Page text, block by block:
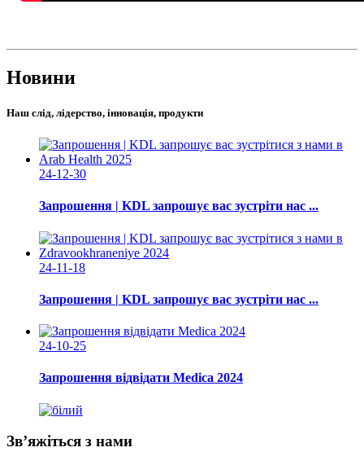
Новини
Наш слід, лідерство, інновація, продукти
24-12-30
Запрошення | KDL запрошує вас зустріти нас ...
24-11-18
Запрошення | KDL запрошує вас зустріти нас ...
24-10-25
Запрошення відвідати Medica 2024
Зв’яжіться з нами